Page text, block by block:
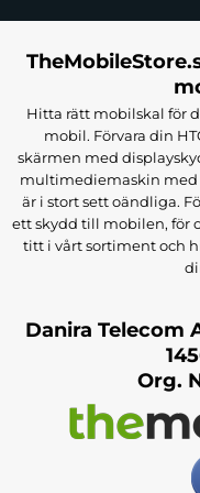
materialet skyddar
material som
andra föremål i
funktion sparas
mAh batteri
kreditkort eller
resor och pendling
ställe. Den vikbara
liggande och
streaming på
HELLO KITTY
Plyschär ett
design perfekt för
Den mjuka
Hitta rätt mobilskal för
mobil. Förvara din
skärmen med
multimediemaskin med
är i stort sett oändliga.
ett skydd till mobilen, för
titt i vårt sortiment och
Danira Telecom
Org.